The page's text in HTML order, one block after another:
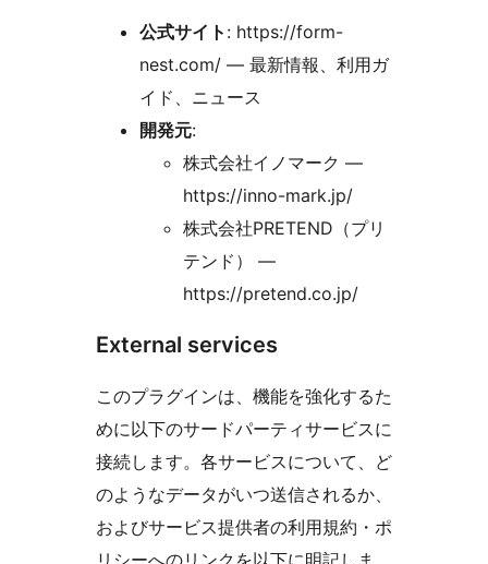
公式サイト : https://form-
nest.com/ — 最新情報、利用ガ
イド、ニュース
開発元:
株式会社イノマーク —
https://inno-mark.jp/
株式会社PRETEND（プリ
テンド） —
https://pretend.co.jp/
External services
このプラグインは、機能を強化するた
めに以下のサードパーティサービスに
接続します。各サービスについて、ど
のようなデータがいつ送信されるか、
およびサービス提供者の利用規約・ポ
リシーへのリンクを以下に明記しま